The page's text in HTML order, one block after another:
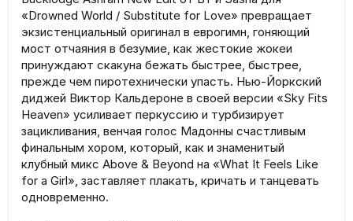
«Drowned World / Substitute for Love» превращает
экзистенциальный оригинал в еврогимн, гоняющий
мост отчаяния в безумие, как жестокие жокеи
принуждают скакуна бежать быстрее, быстрее,
прежде чем пиротехнически упасть. Нью-Йоркский
диджей Виктор Кальдероне в своей версии «Sky Fits
Heaven» усиливает перкуссию и турбизирует
зацикливания, венчая голос Мадонны счастливым
финальным хором, который, как и знаменитый
клубный микс Above & Beyond на «What It Feels Like
for a Girl», заставляет плакать, кричать и танцевать
одновременно.